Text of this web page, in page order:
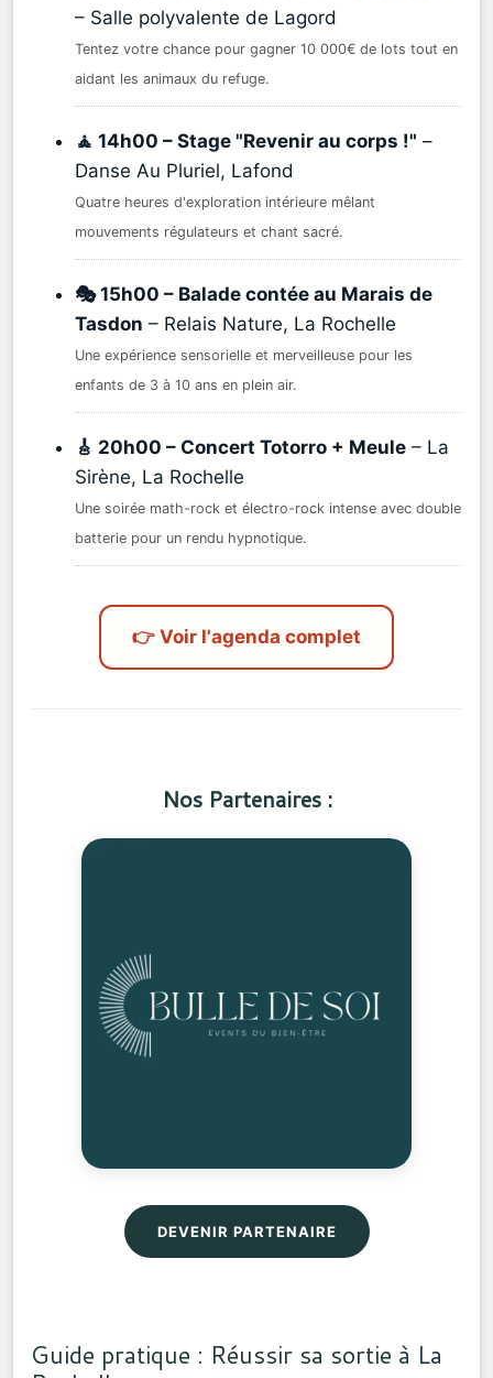
– Salle polyvalente de Lagord
Tentez votre chance pour gagner 10 000€ de lots tout en
aidant les animaux du refuge.
🧘 14h00 – Stage "Revenir au corps !" –
Danse Au Pluriel, Lafond
Quatre heures d'exploration intérieure mêlant
mouvements régulateurs et chant sacré.
🎭 15h00 – Balade contée au Marais de
Tasdon – Relais Nature, La Rochelle
Une expérience sensorielle et merveilleuse pour les
enfants de 3 à 10 ans en plein air.
🎸 20h00 – Concert Totorro + Meule – La
Sirène, La Rochelle
Une soirée math-rock et électro-rock intense avec double
batterie pour un rendu hypnotique.
👉 Voir l'agenda complet
Nos Partenaires :
DEVENIR PARTENAIRE
Guide pratique : Réussir sa sortie à La